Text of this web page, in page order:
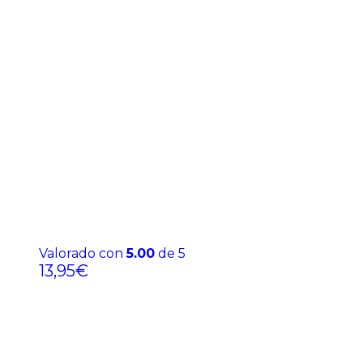
Valorado con5.00 de 5
13,95€